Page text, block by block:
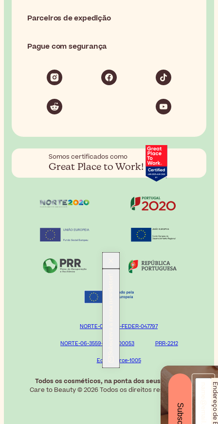
Parceiros de expedição
Pague com segurança
Somos certificados como
Great Place to Work!
NORTE-02-0752-FEDER-047797
NORTE-06-3559-FSE-000053 PRR-2212
Ecommerce-1005
Todos os cosméticos, na ponta dos seus dedos.
Care to Beauty © 2026 Todos os direitos reservados